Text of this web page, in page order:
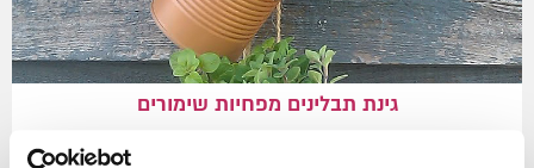
גינת תבלינים מפחיות שימורים
פחיות שימורים ישנות יכולות להפוך לגינת תבלינים